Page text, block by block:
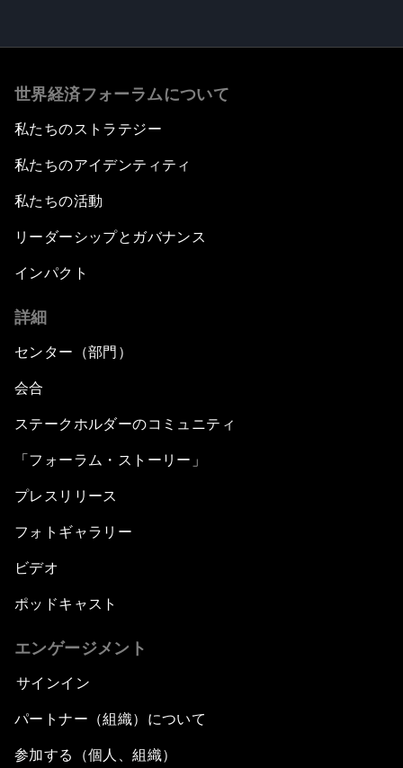
世界経済フォーラムについて
私たちのストラテジー
私たちのアイデンティティ
私たちの活動
リーダーシップとガバナンス
インパクト
詳細
センター（部門）
会合
ステークホルダーのコミュニティ
「フォーラム・ストーリー」
プレスリリース
フォトギャラリー
ビデオ
ポッドキャスト
エンゲージメント
サインイン
パートナー（組織）について
参加する（個人、組織）